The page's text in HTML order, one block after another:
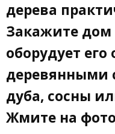
дерева
Закажите
оборудует
деревянными
дуба, сосны
Жмите на